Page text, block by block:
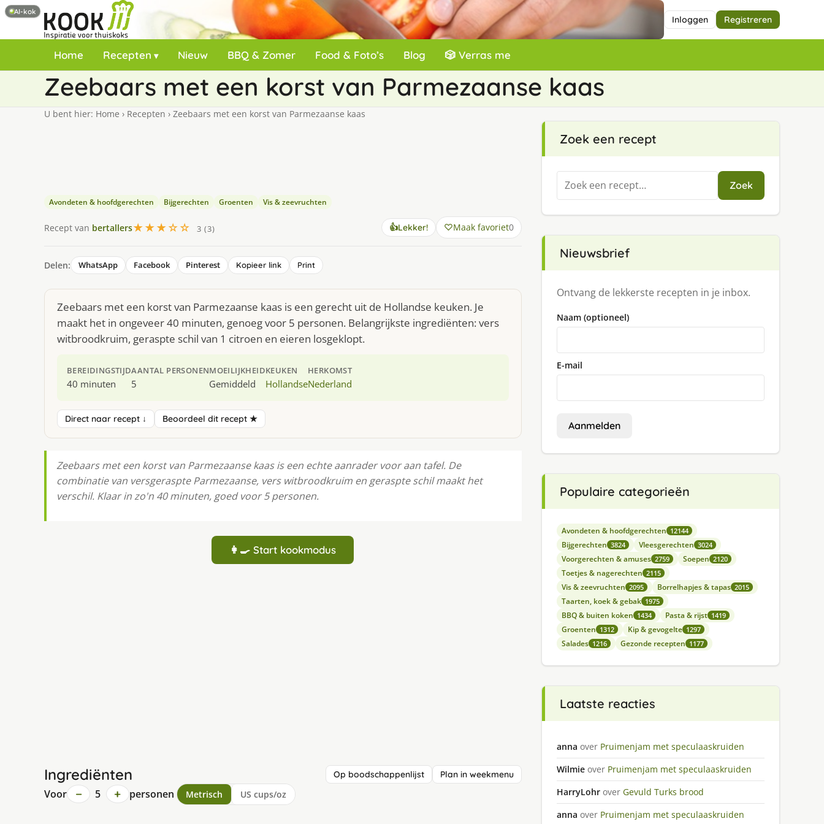
Inloggen Registreren
Home Recepten Nieuw BBQ & Zomer Food & Foto’s Blog 🎲 Verras me
Zeebaars met een korst van Parmezaanse kaas
U bent hier: Home › Recepten › Zeebaars met een korst van Parmezaanse kaas
Avondeten & hoofdgerechten Bijgerechten Groenten Vis & zeevruchten
Recept van bertallers★★★☆☆ 3 (3) 👍Lekker! Maak favoriet0
Delen: WhatsApp Facebook Pinterest Kopieer link Print
Zeebaars met een korst van Parmezaanse kaas is een gerecht uit de Hollandse keuken. Je
maakt het in ongeveer 40 minuten, genoeg voor 5 personen. Belangrijkste ingrediënten: vers
witbroodkruim, geraspte schil van 1 citroen en eieren losgeklopt.
BEREIDINGSTIJD
40 minuten
AANTAL PERSONEN
5
MOEILIJKHEID
Gemiddeld
KEUKEN
Hollandse
HERKOMST
Nederland
Direct naar recept ↓ Beoordeel dit recept ★
Zeebaars met een korst van Parmezaanse kaas is een echte aanrader voor aan tafel. De
combinatie van versgeraspte Parmezaanse, vers witbroodkruim en geraspte schil maakt het
verschil. Klaar in zo'n 40 minuten, goed voor 5 personen.
👩‍🍳 Start kookmodus
Ingrediënten Op boodschappenlijst Plan in weekmenu
Voor − 5 + personen Metrisch US cups/oz
Zoek een recept
Zoeken
naar:
Zoek
Nieuwsbrief
Ontvang de lekkerste recepten in je inbox.
Naam (optioneel)
E-mail
Aanmelden
Populaire categorieën
Avondeten & hoofdgerechten 12144
Bijgerechten 3824 Vleesgerechten 3024
Voorgerechten & amuses 2759 Soepen 2120
Toetjes & nagerechten 2115
Vis & zeevruchten 2095 Borrelhapjes & tapas 2015
Taarten, koek & gebak 1975
BBQ & buiten koken 1434 Pasta & rijst 1419
Groenten 1312 Kip & gevogelte 1297
Salades 1216 Gezonde recepten 1177
Laatste reacties
anna over Pruimenjam met speculaaskruiden
Wilmie over Pruimenjam met speculaaskruiden
HarryLohr over Gevuld Turks brood
anna over Pruimenjam met speculaaskruiden
AI-kok